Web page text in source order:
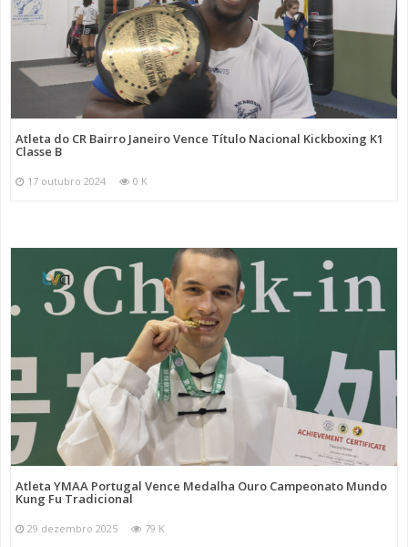
Atleta do CR Bairro Janeiro Vence Título Nacional Kickboxing K1
Classe B
17 outubro 2024 0 K
Atleta YMAA Portugal Vence Medalha Ouro Campeonato Mundo
Kung Fu Tradicional
29 dezembro 2025 79 K